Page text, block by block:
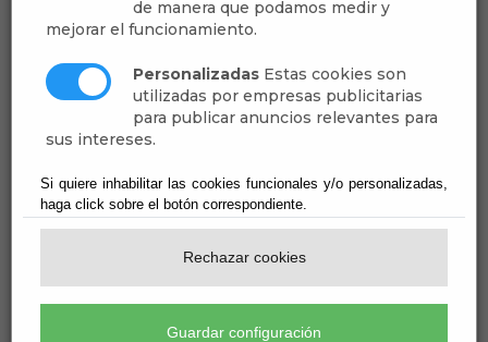
de manera que podamos medir y
mejorar el funcionamiento.
Personalizadas Estas cookies son
utilizadas por empresas publicitarias
para publicar anuncios relevantes para
sus intereses.
Si quiere inhabilitar las cookies funcionales y/o personalizadas,
haga click sobre el botón correspondiente.
Rechazar cookies
Guardar configuración
carne de membrillo, la
tortillas de
longaniza, el blanquillo o el salchichón
elaborados en Hijate, y lasconservas,
realizadas con los productos de su propia